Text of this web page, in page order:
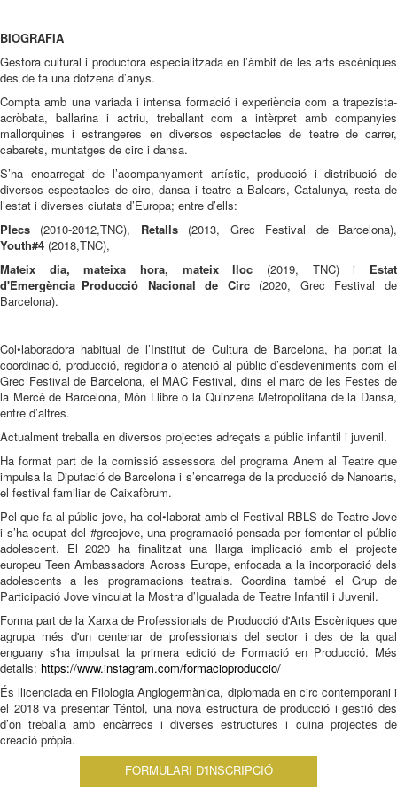
BIOGRAFIA
Gestora cultural i productora especialitzada en l’àmbit de les arts escèniques
des de fa una dotzena d’anys.
Compta amb una variada i intensa formació i experiència com a trapezista-
acròbata, ballarina i actriu, treballant com a intèrpret amb companyies
mallorquines i estrangeres en diversos espectacles de teatre de carrer,
cabarets, muntatges de circ i dansa.
S’ha encarregat de l’acompanyament artístic, producció i distribució de
diversos espectacles de circ, dansa i teatre a Balears, Catalunya, resta de
l’estat i diverses ciutats d’Europa; entre d’ells:
Plecs (2010-2012,TNC), Retalls(2013, Grec Festival de Barcelona),
Youth#4 (2018,TNC),
Mateix dia, mateixa hora, mateix lloc (2019, TNC) i Estat
d'Emergència_Producció Nacional de Circ(2020, Grec Festival de
Barcelona).
Col•laboradora habitual de l’Institut de Cultura de Barcelona, ha portat la
coordinació, producció, regidoria o atenció al públic d’esdeveniments com el
Grec Festival de Barcelona, el MAC Festival, dins el marc de les Festes de
la Mercè de Barcelona, Món Llibre o la Quinzena Metropolitana de la Dansa,
entre d’altres.
Actualment treballa en diversos projectes adreçats a públic infantil i juvenil.
Ha format part de la comissió assessora del programa Anem al Teatre que
impulsa la Diputació de Barcelona i s’encarrega de la producció de Nanoarts,
el festival familiar de Caixafòrum.
Pel que fa al públic jove, ha col•laborat amb el Festival RBLS de Teatre Jove
i s’ha ocupat del #grecjove, una programació pensada per fomentar el públic
adolescent. El 2020 ha finalitzat una llarga implicació amb el projecte
europeu Teen Ambassadors Across Europe, enfocada a la incorporació dels
adolescents a les programacions teatrals. Coordina també el Grup de
Participació Jove vinculat la Mostra d’Igualada de Teatre Infantil i Juvenil.
Forma part de la Xarxa de Professionals de Producció d'Arts Escèniques que
agrupa més d'un centenar de professionals del sector i des de la qual
enguany s'ha impulsat la primera edició de Formació en Producció. Més
detalls: https://www.instagram.com/formacioproduccio/
És llicenciada en Filologia Anglogermànica, diplomada en circ contemporani i
el 2018 va presentar Téntol, una nova estructura de producció i gestió des
d’on treballa amb encàrrecs i diverses estructures i cuina projectes de
creació pròpia.
FORMULARI D'INSCRIPCIÓ